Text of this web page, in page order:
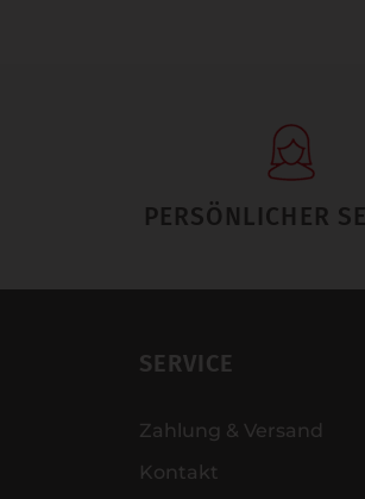
PERSÖNLICHER
SERVICE
Zahlung & Versand
Kontakt